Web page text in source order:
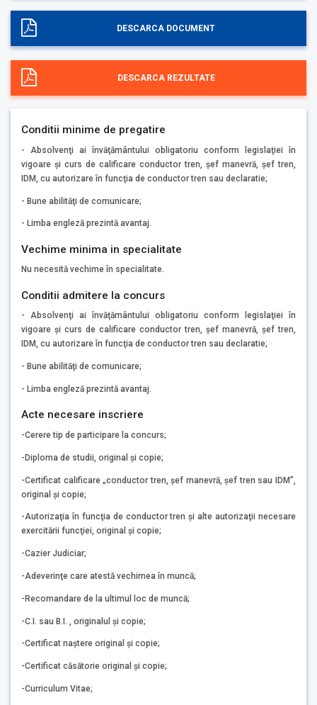
DESCARCA DOCUMENT
DESCARCA REZULTATE
Conditii minime de pregatire
- Absolvenţi ai învăţământului obligatoriu conform legislaţiei în
vigoare şi curs de calificare conductor tren, şef manevră, şef tren,
IDM, cu autorizare în funcţia de conductor tren sau declaratie;
- Bune abilităţi de comunicare;
- Limba engleză prezintă avantaj.
Vechime minima in specialitate
Nu necesită vechime în specialitate.
Conditii admitere la concurs
- Absolvenţi ai învăţământului obligatoriu conform legislaţiei în
vigoare şi curs de calificare conductor tren, şef manevră, şef tren,
IDM, cu autorizare în funcţia de conductor tren sau declaratie;
- Bune abilităţi de comunicare;
- Limba engleză prezintă avantaj.
Acte necesare inscriere
-Cerere tip de participare la concurs;
-Diploma de studii, original şi copie;
-Certificat calificare „conductor tren, şef manevră, şef tren sau IDM”,
original şi copie;
-Autorizaţia în funcţia de conductor tren şi alte autorizaţii necesare
exercitării funcţiei, original şi copie;
-Cazier Judiciar;
-Adeverinţe care atestă vechimea în muncă;
-Recomandare de la ultimul loc de muncă;
-C.I. sau B.I. , originalul şi copie;
-Certificat naştere original şi copie;
-Certificat căsătorie original şi copie;
-Curriculum Vitae;